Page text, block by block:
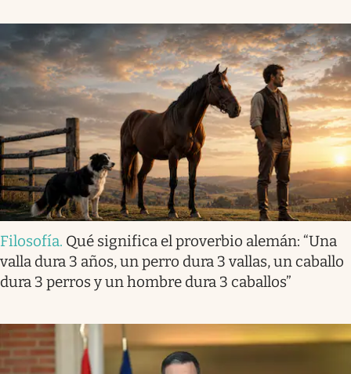
Filosofía. Qué significa el proverbio alemán: “Una
valla dura 3 años, un perro dura 3 vallas, un caballo
dura 3 perros y un hombre dura 3 caballos”